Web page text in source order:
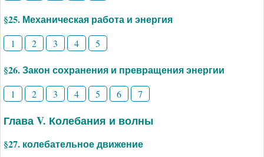
§25. Механическая работа и энергия
1 2 3 4 5
§26. Закон сохранения и превращения энергии
1 2 3 4 5 6 7
Глава V. Колебания и волны
§27. колебательное движение